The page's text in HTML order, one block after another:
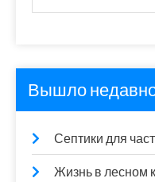
Вышло
Септики для
Жизнь в лесном